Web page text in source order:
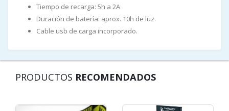
Tiempo de recarga: 5h a 2A
Duración de batería: aprox. 10h de luz.
Cable usb de carga incorporado.
PRODUCTOS RECOMENDADOS